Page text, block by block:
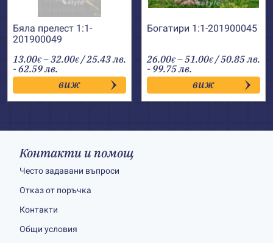
Бяла прелест 1:1-
201900049
13.00€ –32.00€Price
range:
13.00€
through
32.00€
/ 25.43 лв.
- 62.59 лв.
виж
Богатири 1:1-201900045
26.00€ –51.00€Price
range:
26.00€
through
51.00€
/ 50.85 лв.
- 99.75 лв.
виж
Контакти и помощ
Често задавани въпроси
Отказ от поръчка
Контакти
Общи условия